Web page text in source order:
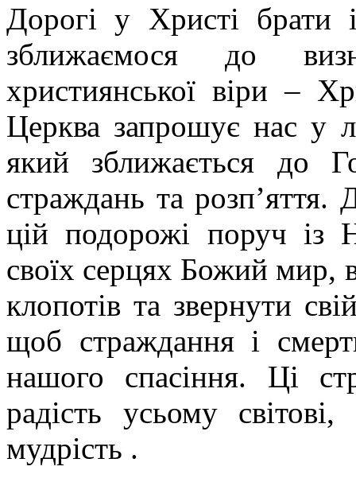
Дорогі у Христі брати
зближаємося до
християнської віри –
Церква запрошує нас у
який зближається до
страждань та
цій подорожі поруч із
своїх серцях Божий мир,
клопотів та звернути
щоб страждання і
нашого спасіння. Ці
радість усьому
мудрість .